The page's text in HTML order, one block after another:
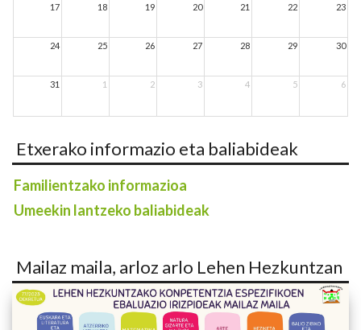
17 18 19 20 21 22 23
24 25 26 27 28 29 30
31 1 2 3 4 5 6
Etxerako informazio eta baliabideak
Familientzako informazioa
Umeekin lantzeko baliabideak
Mailaz maila, arloz arlo Lehen Hezkuntzan